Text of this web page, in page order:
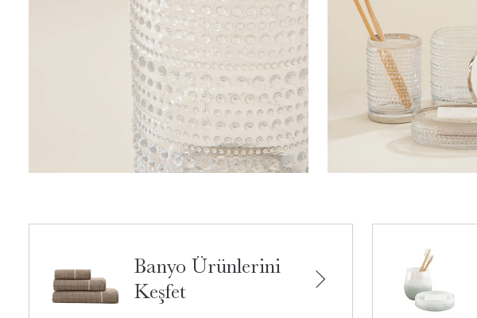
Banyo Ürünlerini
Keşfet